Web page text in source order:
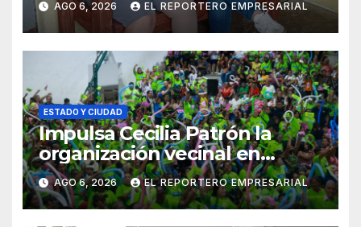
entrega de aparatos
ortopédicos
AGO 6, 2026 EL REPORTERO EMPRESARIAL
ESTADO Y CIUDAD
Impulsa Cecilia Patrón la
organización vecinal en
Mérida y suma a comités de
vigilancia en la prevención
social del delito
AGO 6, 2026 EL REPORTERO EMPRESARIAL